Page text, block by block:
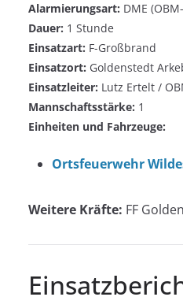
Alarmierungsart: DME
Dauer: 1 Stunde
Einsatzart: F-Großbrand
Einsatzort: Goldenstedt
Einsatzleiter: Lutz Ertelt /
Mannschaftsstärke: 1
Einheiten und Fahrzeuge:
Ortsfeuerwehr
Weitere Kräfte: FF